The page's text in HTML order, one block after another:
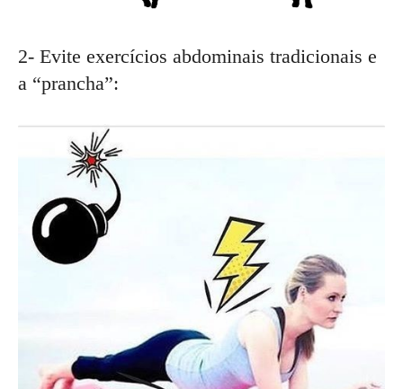
2- Evite exercícios abdominais tradicionais e
a “prancha”: